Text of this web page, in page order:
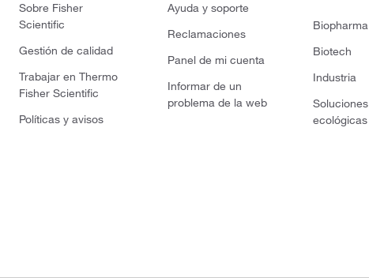
Sobre Fisher
Scientific
Gestión de calidad
Trabajar en Thermo
Fisher Scientific
Políticas y avisos
Ayuda y soporte
Reclamaciones
Panel de mi cuenta
Informar de un
problema de la web
Biopharma
Biotech
Industria
Soluciones
ecológicas